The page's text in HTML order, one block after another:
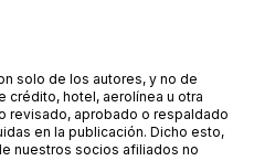
solo de los autores, y no de
crédito, hotel, aerolínea u otra
revisado, aprobado o respaldado
en la publicación. Dicho esto,
nuestros socios afiliados no